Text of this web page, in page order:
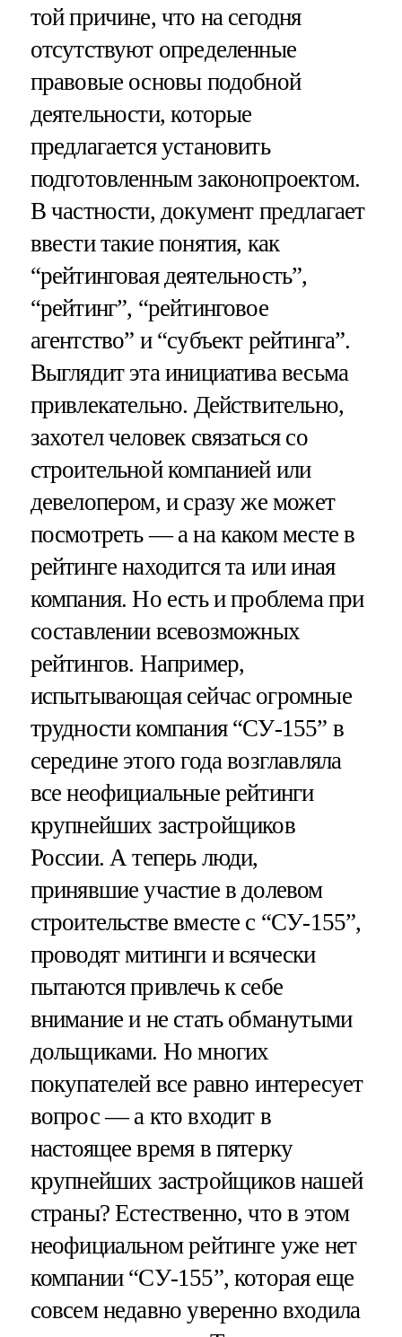
той причине, что на сегодня
отсутствуют определенные
правовые основы подобной
деятельности, которые
предлагается установить
подготовленным законопроектом.
В частности, документ предлагает
ввести такие понятия, как
“рейтинговая деятельность”,
“рейтинг”, “рейтинговое
агентство” и “субъект рейтинга”.
Выглядит эта инициатива весьма
привлекательно. Действительно,
захотел человек связаться со
строительной компанией или
девелопером, и сразу же может
посмотреть — а на каком месте в
рейтинге находится та или иная
компания. Но есть и проблема при
составлении всевозможных
рейтингов. Например,
испытывающая сейчас огромные
трудности компания “СУ-155” в
середине этого года возглавляла
все неофициальные рейтинги
крупнейших застройщиков
России. А теперь люди,
принявшие участие в долевом
строительстве вместе с “СУ-155”,
проводят митинги и всячески
пытаются привлечь к себе
внимание и не стать обманутыми
дольщиками. Но многих
покупателей все равно интересует
вопрос — а кто входит в
настоящее время в пятерку
крупнейших застройщиков нашей
страны? Естественно, что в этом
неофициальном рейтинге уже нет
компании “СУ-155”, которая еще
совсем недавно уверенно входила